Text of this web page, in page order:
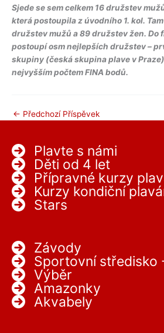
Sjede se sem celkem 16 družstev
která postoupila z úvodního 1. kol.
družstev mužů a 89 družstev žen. Do
postoupí osm nejlepších družstev –
skupiny (česká skupina plave v
nejvyšším počtem FINA bodů.
← Předchozí Příspěvek
Plavte s námi
Děti od 4 let
Přípravné kurzy
Kurzy kondiční
Stars
Závody
Sportovní středisko
Výběr
Amazonky
Akvabely